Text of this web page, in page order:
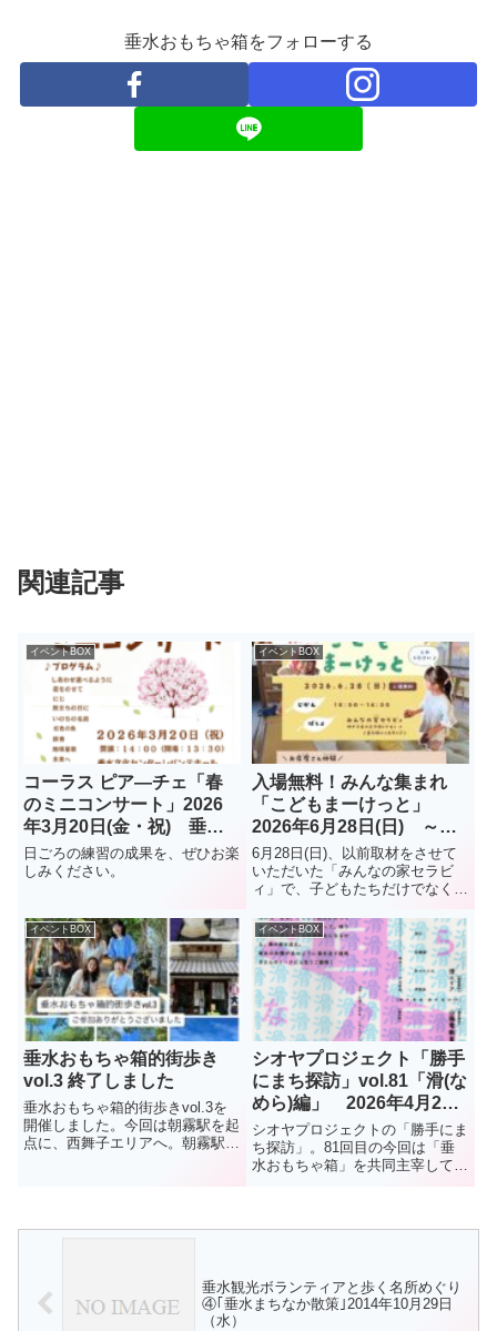
垂水おもちゃ箱をフォローする
関連記事
イベントBOX
コーラス ピア―チェ「春
のミニコンサート」2026
年3月20日(金・祝) 垂水
文化センターレバンテホー
ル(レバンテ垂水2番館3階)
日ごろの練習の成果を、ぜひお楽
しみください。
イベントBOX
入場無料！みんな集まれ
「こどもまーけっと」
2026年6月28日(日) ～み
んなの家セラビィ～ 平磯
6月28日(日)、以前取材をさせて
いただいた「みんなの家セラビ
ィ」で、子どもたちだけでなく大
ーけっと」開催。イベント内で
の、こども職業体験は予約制で、
残り数枠空きあり。（下記：こど
も店長募集中 参照）
イベントBOX
垂水おもちゃ箱的街歩き
vol.3 終了しました
垂水おもちゃ箱的街歩きvol.3を
開催しました。今回は朝霧駅を起
点に、西舞子エリアへ。朝霧駅か
りてGOOD2TERRAC...
イベントBOX
シオヤプロジェクト「勝手
にまち探訪」vol.81「滑(な
めら)編」 2026年4月22
日(水)
シオヤプロジェクトの「勝手にま
ち探訪」。81回目の今回は「垂
水おもちゃ箱」を共同主宰してい
垂水観光ボランティアと歩く名所めぐり
④｢垂水まちなか散策｣2014年10月29日
（水）